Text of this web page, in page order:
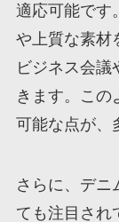
適応可能です
や上質な素材
ビジネス会議
きます。この
可能な点が、
さらに、デニ
ても注目され